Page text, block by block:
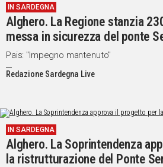
SULCIS
GALLURA
OGLIASTRA
MEDIO
CAMPIDANO
NOTIZIE
POLITICA
IN
ITALIA
IN SARDEGNA
Alghero. La Regione stanzia
messa in sicurezza del ponte
Pais: "Impegno mantenuto"
Redazione Sardegna Live
IN SARDEGNA
Alghero. La Soprintendenza
la ristrutturazione del Ponte